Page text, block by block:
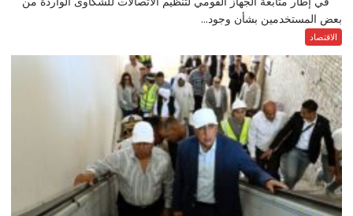
بعض المستخدمين بشأن وجود...
الاقتصاد